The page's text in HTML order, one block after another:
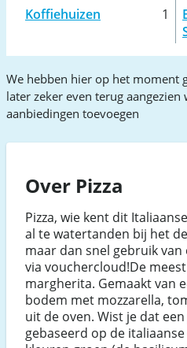
Koffiehuizen
1
We hebben hier op het moment
later zeker even terug
aanbiedingen toevoegen
Over Pizza
Pizza, wie kent dit
al te watertanden bij het
maar dan snel gebruik
via vouchercloud!De
margherita. Gemaakt van
bodem met mozzarella,
uit de oven. Wist je dat
gebaseerd op de